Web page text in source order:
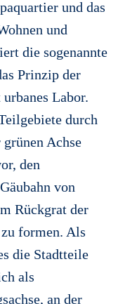
und das
und
die sogenannte
Prinzip der
Labor.
durch
Achse
den
von
Rückgrat der
formen. Als
die Stadtteile
als
an der